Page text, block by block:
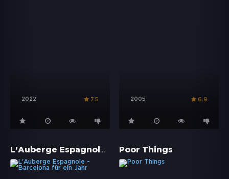
2022 7.5 2005 6.9
L'Auberge Espagnole - Barcelona für ein Jahr Poor Things